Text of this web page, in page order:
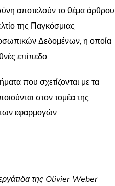
αποτελούν το θέμα άρθρου
της Παγκόσμιας
Δεδομένων, η οποία
επίπεδο.
που σχετίζονται με τα
στον τομέα της
εφαρμογών
της Olivier Weber